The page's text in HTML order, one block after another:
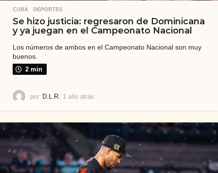
CUBA ,DEPORTES
Se hizo justicia: regresaron de Dominicana
y ya juegan en el Campeonato Nacional
Los números de ambos en el Campeonato Nacional son muy
buenos.
2 min
por D.L.R. 1 año atrás
o
á